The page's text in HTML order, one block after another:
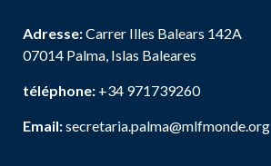
Adresse:Carrer Illes Balears 142A
07014 Palma, Islas Baleares
téléphone: +34 971739260
Email:secretaria.palma@mlfmonde.org